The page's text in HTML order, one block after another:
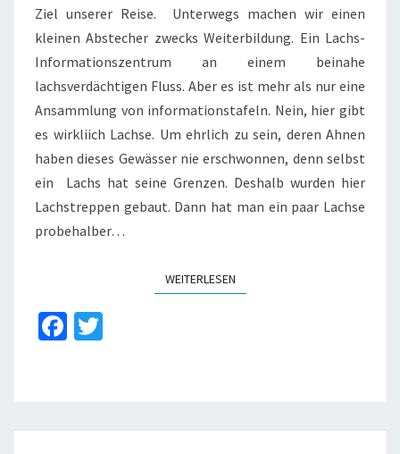
Ziel unserer Reise. Unterwegs machen wir einen
kleinen Abstecher zwecks Weiterbildung. Ein Lachs-
Informationszentrum an einem beinahe
lachsverdächtigen Fluss. Aber es ist mehr als nur eine
Ansammlung von informationstafeln. Nein, hier gibt
es wirkliich Lachse. Um ehrlich zu sein, deren Ahnen
haben dieses Gewässer nie erschwonnen, denn selbst
ein Lachs hat seine Grenzen. Deshalb wurden hier
Lachstreppen gebaut. Dann hat man ein paar Lachse
probehalber…
WEITERLESENWEITERLESEN
Fa
o
o
er